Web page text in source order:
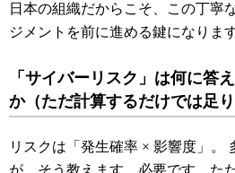
日本の組織だからこそ、この丁寧
ジメントを前に進める鍵になります
「サイバーリスク」は何に答
か（ただ計算するだけでは足り
リスクは「発生確率 × 影響度」。
が、そう教えます。必要です。た